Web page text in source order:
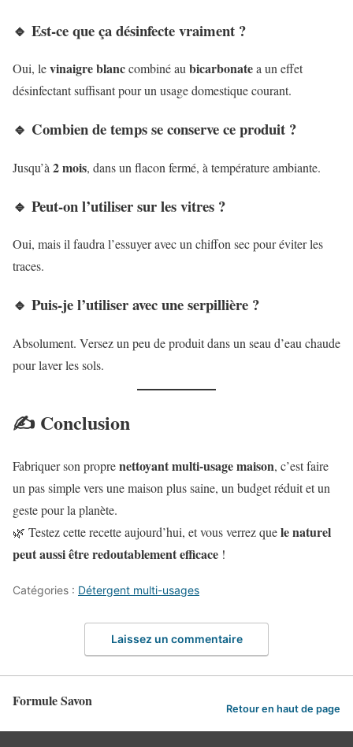
🔹 Est-ce que ça désinfecte vraiment ?
Oui, levinaigre blanccombiné aubicarbonatea un effet
désinfectant suffisant pour un usage domestique courant.
🔹 Combien de temps se conserve ce produit ?
Jusqu’à 2 mois, dans un flacon fermé, à température ambiante.
🔹 Peut-on l’utiliser sur les vitres ?
Oui, mais il faudra l’essuyer avec un chiffon sec pour éviter les
traces.
🔹 Puis-je l’utiliser avec une serpillière ?
Absolument. Versez un peu de produit dans un seau d’eau chaude
pour laver les sols.
✍️ Conclusion
Fabriquer son proprenettoyant multi-usage maison, c’est faire
un pas simple vers une maison plus saine, un budget réduit et un
geste pour la planète.
🌿 Testez cette recette aujourd’hui, et vous verrez quele naturel
peut aussi être redoutablement efficace !
Catégories : Détergent multi-usages
Laissez un commentaire
Formule Savon Retour en haut de page